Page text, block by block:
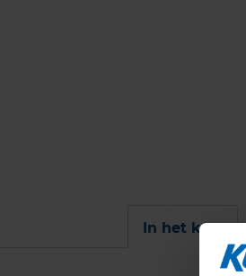
In het kort